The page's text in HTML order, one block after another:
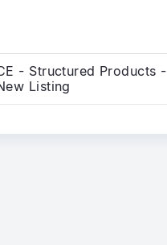
- Structured Products -
Listing